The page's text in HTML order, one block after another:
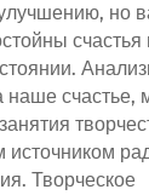
но
счастья
наше счастье,
Творческое